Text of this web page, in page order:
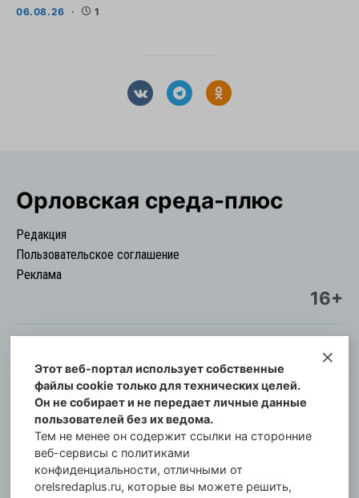
06.08.26 1
Орловская cреда-плюс
Редакция
Пользовательское соглашение
Реклама
16+
© Информационный городской портал
Орловская cреда-плюс, 2021-2026
Свидетельство о регистрации СМИ: ПИ №57-
00254 от 29 октября 2013 г.
Газета зарегистрирована Управлением
Федеральной службы по надзору в сфере связи,
информационных технологий и массовых
Этот веб-портал использует собственные
файлы cookie только для технических целей.
Он не собирает и не передает личные данные
пользователей без их ведома.
Тем не менее он содержит ссылки на сторонние
веб-сервисы с политиками
конфиденциальности, отличными от
orelsredaplus.ru, которые вы можете решить,